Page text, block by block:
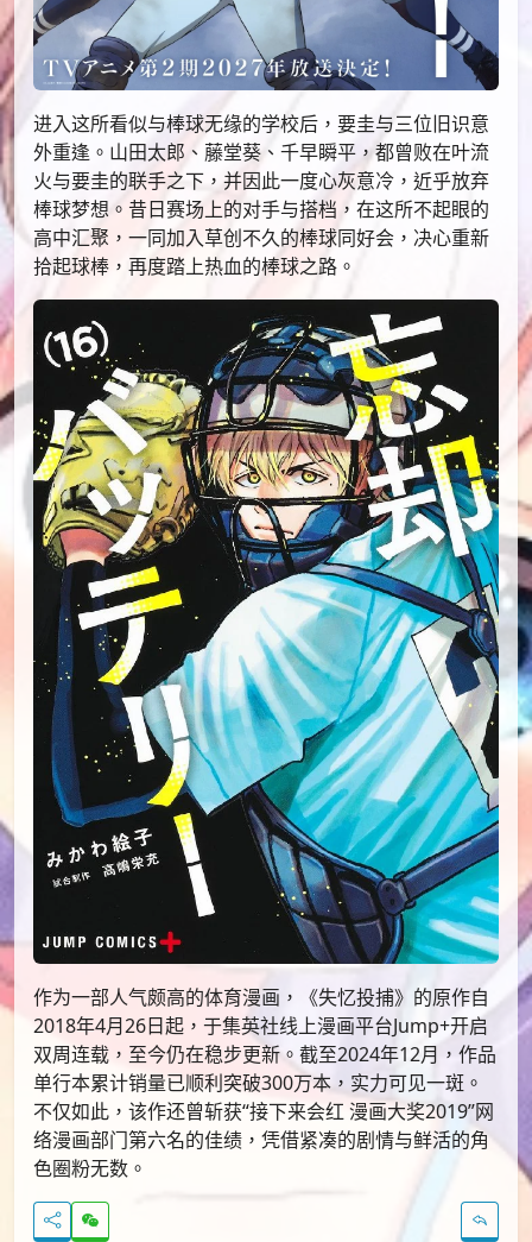
进入这所看似与棒球无缘的学校后，要圭与三位旧识意
外重逢。山田太郎、藤堂葵、千早瞬平，都曾败在叶流
火与要圭的联手之下，并因此一度心灰意冷，近乎放弃
棒球梦想。昔日赛场上的对手与搭档，在这所不起眼的
高中汇聚，一同加入草创不久的棒球同好会，决心重新
拾起球棒，再度踏上热血的棒球之路。
作为一部人气颇高的体育漫画，《失忆投捕》的原作自
2018年4月26日起，于集英社线上漫画平台Jump+开启
双周连载，至今仍在稳步更新。截至2024年12月，作品
单行本累计销量已顺利突破300万本，实力可见一斑。
不仅如此，该作还曾斩获“接下来会红 漫画大奖2019”网
络漫画部门第六名的佳绩，凭借紧凑的剧情与鲜活的角
色圈粉无数。